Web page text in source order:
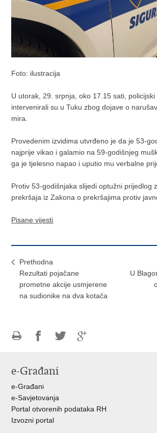
Foto: ilustracija
U utorak, 29. srpnja, oko 17.15 sati, policijski
intervenirali su u Tuku zbog dojave o
mira.
Provedenim izvidima utvrđeno je da je 53-
najprije vikao i galamio na 59-godišnjeg
ga je tjelesno napao i uputio mu verbalne
Protiv 53-godišnjaka slijedi optužni prijedlog
prekršaja iz Zakona o prekršajima protiv
Pisane vijesti
Prethodna
Rezultati pojačane
prometne akcije usmjerene
na sudionike na dva kotača
U
FacebookuTwitteru
e-Građani
e-Građani
e-Savjetovanja
Portal otvorenih podataka RH
Izvozni portal